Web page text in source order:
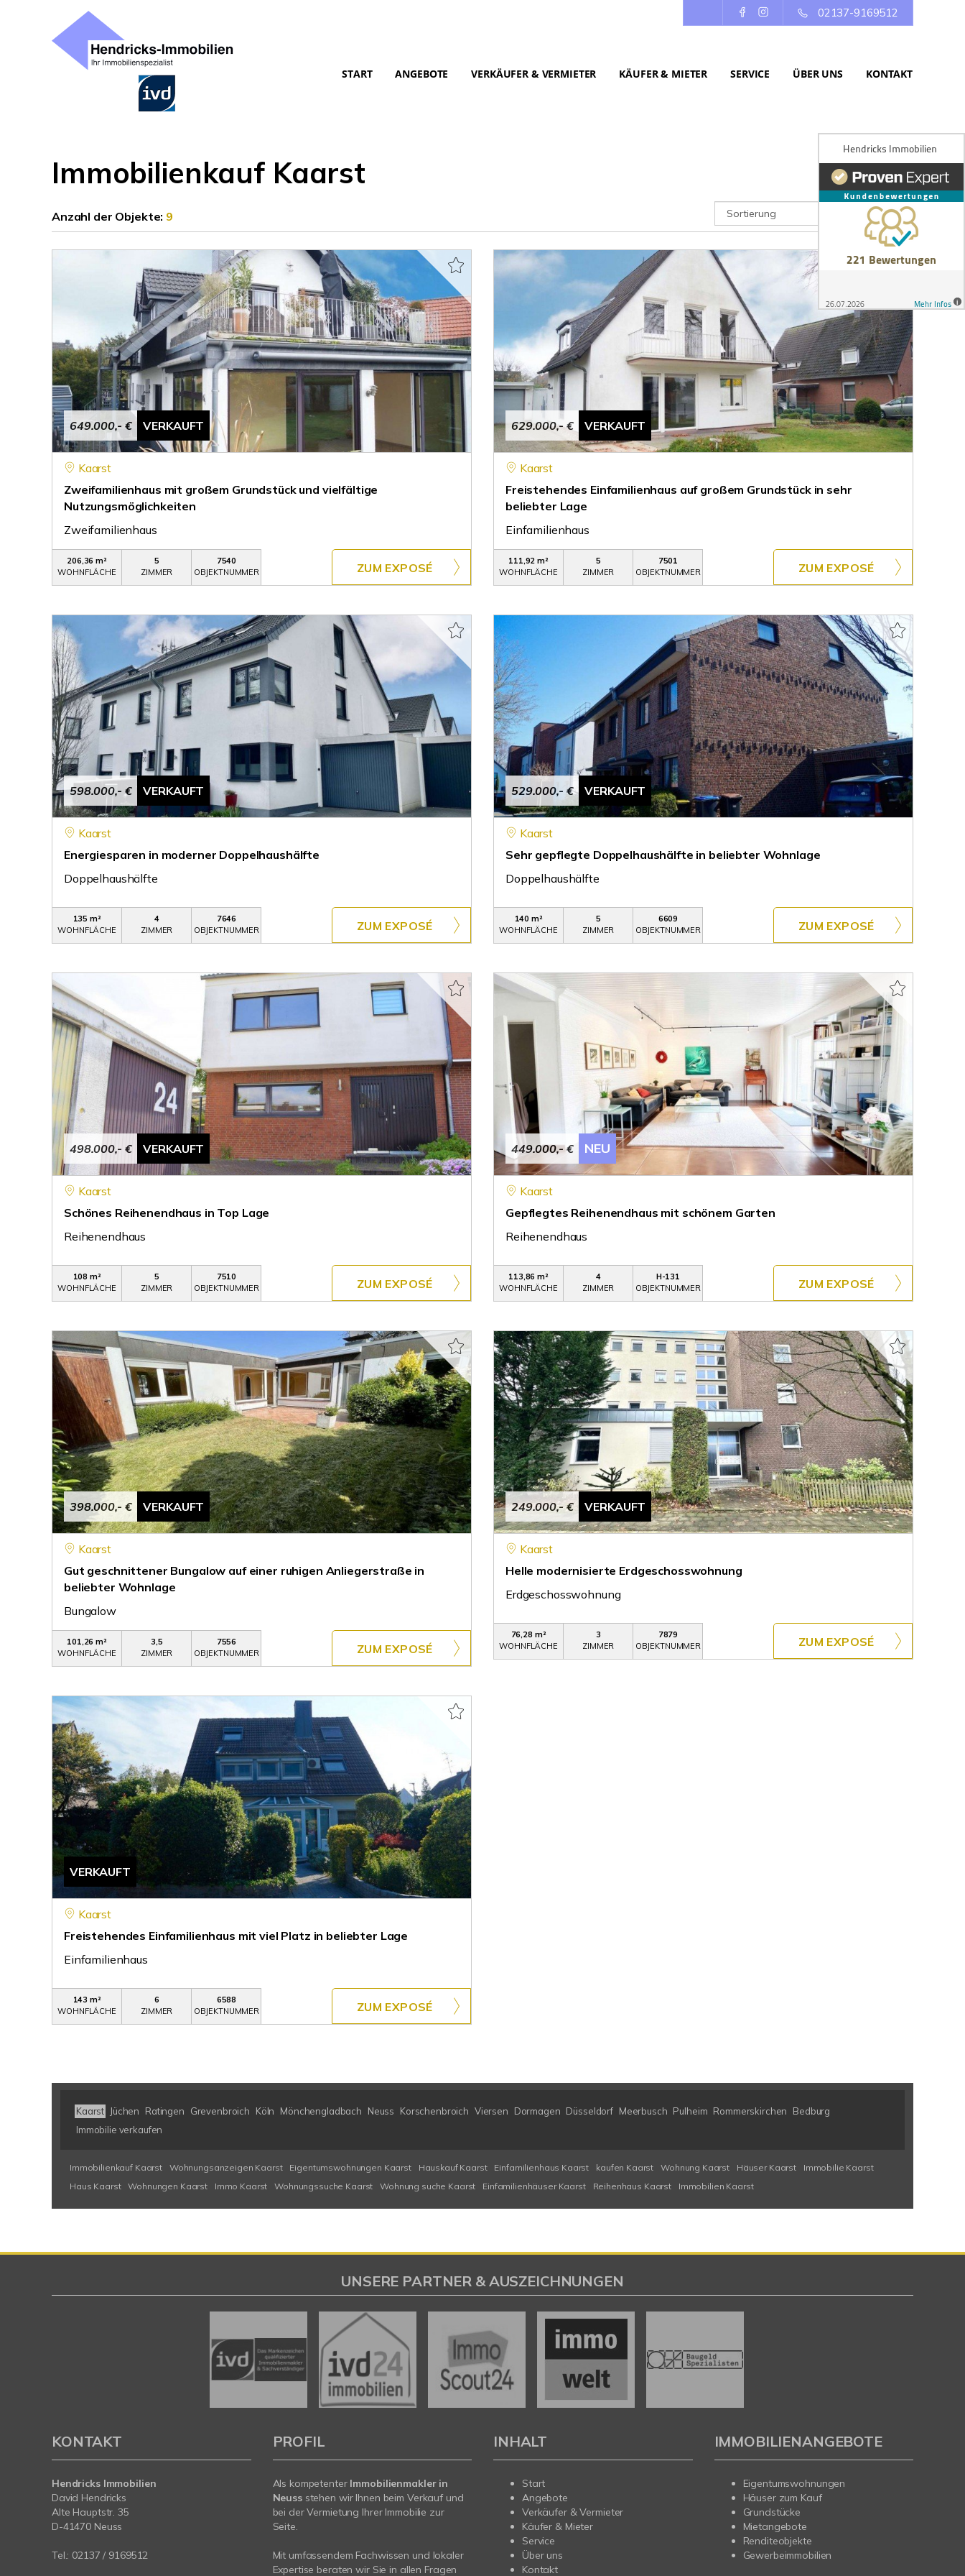
02137-9169512
START ANGEBOTE VERKÄUFER & VERMIETER KÄUFER & MIETER SERVICE ÜBER UNS KONTAKT
Immobilienkauf Kaarst
Anzahl der Objekte: 9
649.000,- € VERKAUFT
Kaarst
Zweifamilienhaus mit großem Grundstück und vielfältige
Nutzungsmöglichkeiten
Zweifamilienhaus
206,36 m²
WOHNFLÄCHE
5
ZIMMER
7540
OBJEKTNUMMER
ZUM EXPOSÉ
629.000,- € VERKAUFT
Kaarst
Freistehendes Einfamilienhaus auf großem Grundstück in sehr
beliebter Lage
Einfamilienhaus
111,92 m²
WOHNFLÄCHE
5
ZIMMER
7501
OBJEKTNUMMER
ZUM EXPOSÉ
598.000,- € VERKAUFT
Kaarst
Energiesparen in moderner Doppelhaushälfte
Doppelhaushälfte
135 m²
WOHNFLÄCHE
4
ZIMMER
7646
OBJEKTNUMMER
ZUM EXPOSÉ
529.000,- € VERKAUFT
Kaarst
Sehr gepflegte Doppelhaushälfte in beliebter Wohnlage
Doppelhaushälfte
140 m²
WOHNFLÄCHE
5
ZIMMER
6609
OBJEKTNUMMER
ZUM EXPOSÉ
498.000,- € VERKAUFT
Kaarst
Schönes Reihenendhaus in Top Lage
Reihenendhaus
108 m²
WOHNFLÄCHE
5
ZIMMER
7510
OBJEKTNUMMER
ZUM EXPOSÉ
449.000,- € NEU
Kaarst
Gepflegtes Reihenendhaus mit schönem Garten
Reihenendhaus
113,86 m²
WOHNFLÄCHE
4
ZIMMER
H-131
OBJEKTNUMMER
ZUM EXPOSÉ
398.000,- € VERKAUFT
Kaarst
Gut geschnittener Bungalow auf einer ruhigen Anliegerstraße in
beliebter Wohnlage
Bungalow
101,26 m²
WOHNFLÄCHE
3,5
ZIMMER
7556
OBJEKTNUMMER
ZUM EXPOSÉ
249.000,- € VERKAUFT
Kaarst
Helle modernisierte Erdgeschosswohnung
Erdgeschosswohnung
76,28 m²
WOHNFLÄCHE
3
ZIMMER
7879
OBJEKTNUMMER
ZUM EXPOSÉ
VERKAUFT
Kaarst
Freistehendes Einfamilienhaus mit viel Platz in beliebter Lage
Einfamilienhaus
143 m²
WOHNFLÄCHE
6
ZIMMER
6588
OBJEKTNUMMER
ZUM EXPOSÉ
Kaarst Jüchen Ratingen Grevenbroich Köln Mönchengladbach Neuss Korschenbroich Viersen Dormagen Düsseldorf Meerbusch Pulheim Rommerskirchen
Bedburg
Immobilie verkaufen
Immobilienkauf Kaarst Wohnungsanzeigen Kaarst Eigentumswohnungen Kaarst Hauskauf Kaarst Einfamilienhaus Kaarst kaufen Kaarst Wohnung Kaarst Häuser Kaarst
Immobilie Kaarst
Haus Kaarst
Wohnungen Kaarst Immo Kaarst Wohnungssuche Kaarst Wohnung suche Kaarst Einfamilienhäuser Kaarst Reihenhaus Kaarst Immobilien Kaarst
UNSERE PARTNER & AUSZEICHNUNGEN
KONTAKT
Hendricks Immobilien
David Hendricks
Alte Hauptstr. 35
D-41470 Neuss
Tel.: 02137 / 9169512
PROFIL
Als kompetenter Immobilienmakler in
Neussstehen wir Ihnen beim Verkauf und
bei der Vermietung Ihrer Immobilie zur
Seite.
Mit umfassendem Fachwissen und lokaler
Expertise beraten wir Sie in allen Fragen
INHALT
Start
Angebote
Verkäufer & Vermieter
Käufer & Mieter
Service
Über uns
Kontakt
IMMOBILIENANGEBOTE
Eigentumswohnungen
Häuser zum Kauf
Grundstücke
Mietangebote
Renditeobjekte
Gewerbeimmobilien